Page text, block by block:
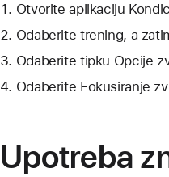
Otvorite aplikaciju
Odaberite trening, a
Odaberite tipku Opcije
Odaberite Fokusiranje
Upotreba